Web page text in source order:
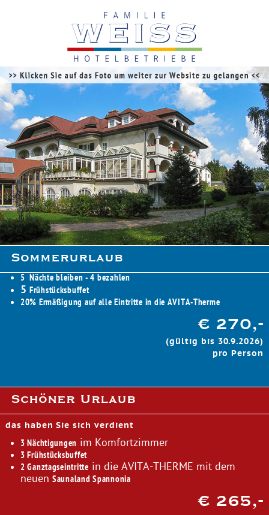
Sommerurlaub
5 Nächte bleiben - 4 bezahlen
5 Frühstücksbuffet
20% Ermäßigung auf alle Eintritte in die AVITA-Therme
€ 270,-
(gültig bis 30.9.2026)
pro Person
Schöner Urlaub
das haben Sie sich verdient
3 Nächtigungen im Komfortzimmer
3 Frühstücksbuffet
2 Ganztagseintritte in die AVITA-THERME mit dem
neuen Saunaland Spannonia
€ 265,-